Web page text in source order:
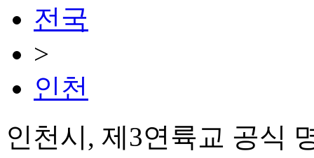
전국
>
인천
인천시, 제3연륙교 공식